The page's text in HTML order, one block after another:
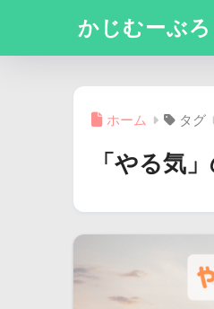
かじむーぶろ
ホーム タグ
「やる気